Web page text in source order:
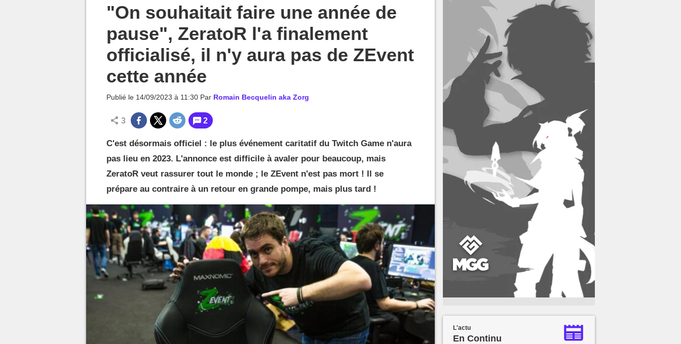
"On souhaitait faire une année de
pause", ZeratoR l'a finalement
officialisé, il n'y aura pas de ZEvent
cette année
Publié le 14/09/2023 à 11:30 Par Romain Becquelin aka Zorg
3 2
C'est désormais officiel : le plus événement caritatif du Twitch Game n'aura
pas lieu en 2023. L'annonce est difficile à avaler pour beaucoup, mais
ZeratoR veut rassurer tout le monde ; le ZEvent n'est pas mort ! Il se
prépare au contraire à un retour en grande pompe, mais plus tard !
L'actu
En Continu